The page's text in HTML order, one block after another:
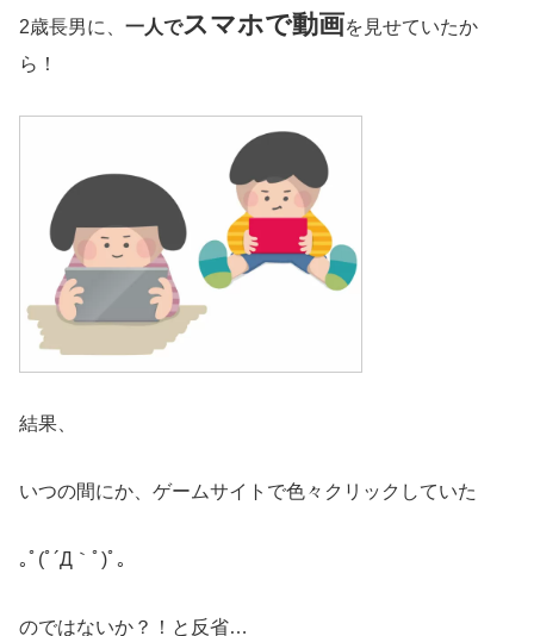
2歳長男に、 一人でスマホで動画を見せていたか
ら！
結果、
いつの間にか、ゲームサイトで色々クリックしていた
｡ﾟ(ﾟ´Д｀ﾟ)ﾟ｡
のではないか？！と反省…